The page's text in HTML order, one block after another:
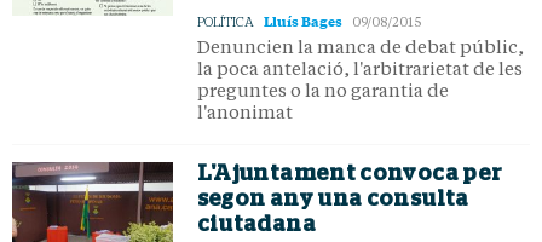
POLÍTICA Lluís Bages 09/08/2015
Denuncien la manca de debat públic,
la poca antelació, l'arbitrarietat de les
preguntes o la no garantia de
l'anonimat
L'Ajuntament convoca per
segon any una consulta
ciutadana